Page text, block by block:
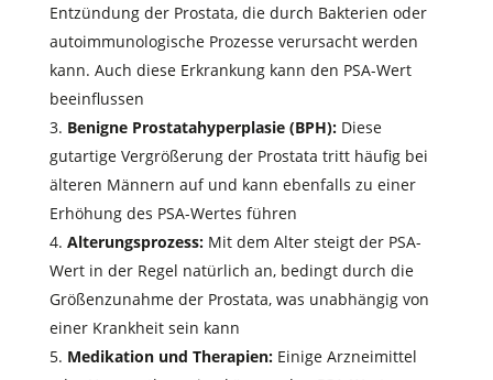
Entzündung der Prostata, die durch Bakterien oder
autoimmunologische Prozesse verursacht werden
kann. Auch diese Erkrankung kann den PSA-Wert
beeinflussen
Benigne Prostatahyperplasie (BPH):Diese
gutartige Vergrößerung der Prostata tritt häufig bei
älteren Männern auf und kann ebenfalls zu einer
Erhöhung des PSA-Wertes führen
Alterungsprozess:Mit dem Alter steigt der PSA-
Wert in der Regel natürlich an, bedingt durch die
Größenzunahme der Prostata, was unabhängig von
einer Krankheit sein kann
Medikation und Therapien:Einige Arzneimittel